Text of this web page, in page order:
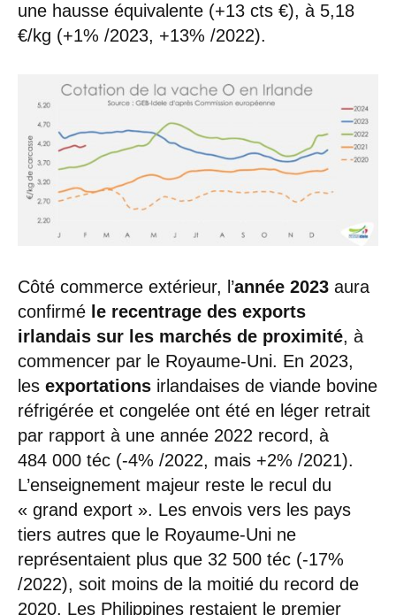
une hausse équivalente (+13 cts €), à 5,18
€/kg (+1% /2023, +13% /2022).
Côté commerce extérieur, l’année 2023 aura
confirmé le recentrage des exports
irlandais sur les marchés de proximité, à
commencer par le Royaume-Uni. En 2023,
les exportations irlandaises de viande bovine
réfrigérée et congelée ont été en léger retrait
par rapport à une année 2022 record, à
484 000 téc (-4% /2022, mais +2% /2021).
L’enseignement majeur reste le recul du
« grand export ». Les envois vers les pays
tiers autres que le Royaume-Uni ne
représentaient plus que 32 500 téc (-17%
/2022), soit moins de la moitié du record de
2020. Les Philippines restaient le premier